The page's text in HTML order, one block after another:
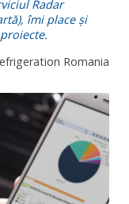
Radar
îmi place și
Romania